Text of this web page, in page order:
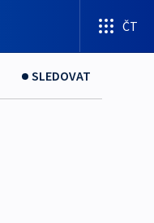
ČT
SLEDOVAT